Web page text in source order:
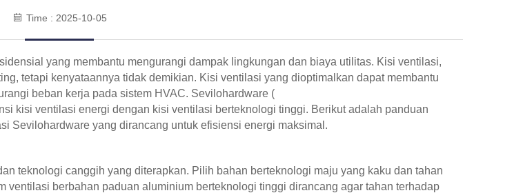
Time : 2025-10-05
yang membantu mengurangi dampak lingkungan dan biaya utilitas. Kisi ventilasi,
tetapi kenyataannya tidak demikian. Kisi ventilasi yang dioptimalkan dapat membantu
beban kerja pada sistem HVAC. Sevilohardware (
kisi ventilasi energi dengan kisi ventilasi berteknologi tinggi. Berikut adalah panduan
Sevilohardware yang dirancang untuk efisiensi energi maksimal.
teknologi canggih yang diterapkan. Pilih bahan berteknologi maju yang kaku dan tahan
berbahan paduan aluminium berteknologi tinggi dirancang agar tahan terhadap